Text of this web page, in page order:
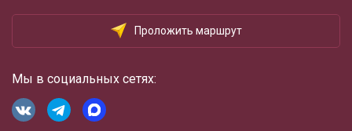
Проложить маршрут
Мы в социальных сетях: